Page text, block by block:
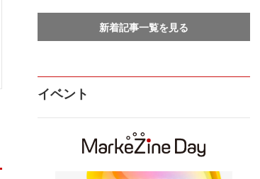
新着記事一覧を見る
イベント